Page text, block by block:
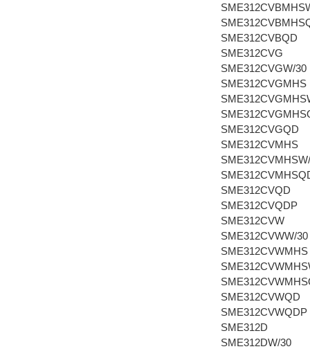
SME312CVBQD
SME312CVG
SME312CVGW/30
SME312CVGMHS
SME312CVGQD
SME312CVMHS
SME312CVQD
SME312CVQDP
SME312CVW
SME312CVWW/30
SME312CVWMHS
SME312CVWQD
SME312CVWQDP
SME312D
SME312DW/30